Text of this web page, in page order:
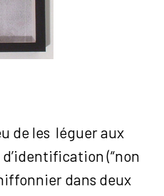
de les léguer aux
(“non
dans deux